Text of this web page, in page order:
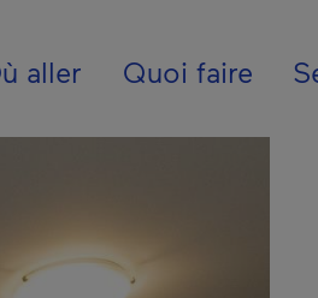
- Fr -
aller Quoi faire